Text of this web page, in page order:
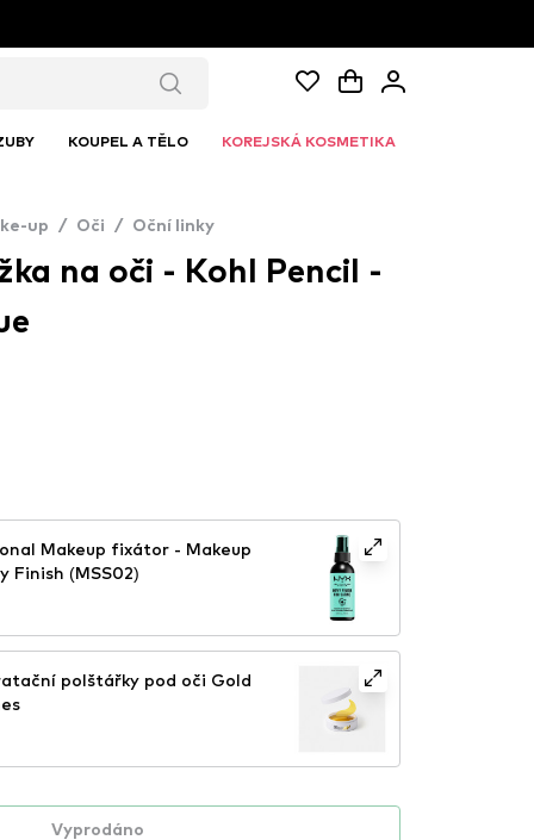
KOUPEL A TĚLO KOREJSKÁ KOSMETIKA
up / Oči / Oční linky
na oči - Kohl Pencil -
Makeup fixátor - Makeup
Finish (MSS02)
polštářky pod oči Gold
Vyprodáno